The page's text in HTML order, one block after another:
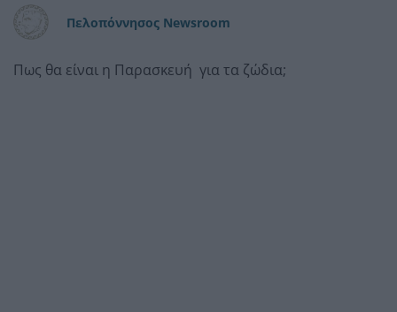
Πελοπόννησος Newsroom
Πως θα είναι η Παρασκευή για τα ζώδια;